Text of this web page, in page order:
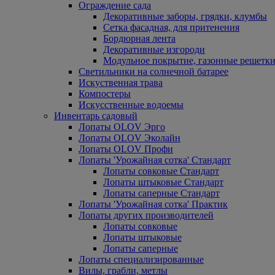
Ограждение сада
Декоративные заборы, грядки, клумбы
Сетка фасадная, для притенения
Бордюрная лента
Декоративные изгороди
Модульное покрытие, газонные
Светильники на солнечной батарее
Искуственная трава
Компостеры
Искусственные водоемы
Инвентарь садовый
Лопаты OLOV Эрго
Лопаты OLOV Эколайн
Лопаты OLOV Профи
Лопаты 'Урожайная сотка' Стандарт
Лопаты совковые Стандарт
Лопаты штыковые Стандарт
Лопаты саперные Стандарт
Лопаты 'Урожайная сотка' Практик
Лопаты других производителей
Лопаты совковые
Лопаты штыковые
Лопаты саперные
Лопаты специализированные
Вилы, грабли, метлы